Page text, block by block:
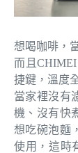
想喝咖啡，
而且
捷鍵，溫度
當家裡沒有
機、沒有快
想吃碗泡麵
使用，這時